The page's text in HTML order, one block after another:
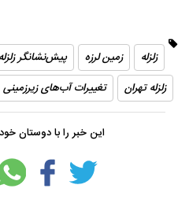
زلزله زمین لرزه پیش‌نشانگر زلزله
زلزله تهران
تغییرات آب‌های زیرزمینی
این خبر را با دوستان